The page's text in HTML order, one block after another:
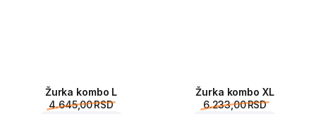
Žurka kombo L
4.645,00 RSD
Žurka kombo XL
6.233,00 RSD